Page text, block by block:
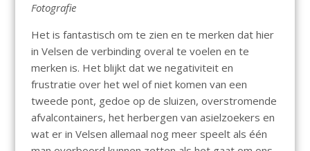
Fotografie
Het is fantastisch om te zien en te merken dat hier
in Velsen de verbinding overal te voelen en te
merken is. Het blijkt dat we negativiteit en
frustratie over het wel of niet komen van een
tweede pont, gedoe op de sluizen, overstromende
afvalcontainers, het herbergen van asielzoekers en
wat er in Velsen allemaal nog meer speelt als één